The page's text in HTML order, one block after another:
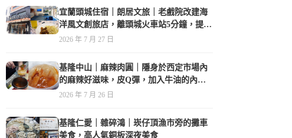
宜蘭頭城住宿｜朗居文旅｜老戲院改建海
洋風文創旅店，離頭城火車站5分鐘，提供
免費夜間宵夜，親子遊戲空間
2026 年 7 月 27 日
基隆中山｜麻辣肉圓｜隱身於西定市場內
的麻辣好滋味，皮Q彈，加入牛油的內餡
香氣誘人
2026 年 7 月 26 日
基隆仁愛｜雜碎鴻｜崁仔頂漁市旁的攤車
美食，高人氣銅板深夜美食